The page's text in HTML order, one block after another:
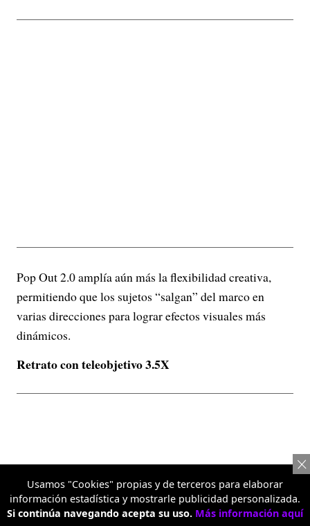
Pop Out 2.0 amplía aún más la flexibilidad creativa,
permitiendo que los sujetos “salgan” del marco en
varias direcciones para lograr efectos visuales más
dinámicos.
Retrato con teleobjetivo 3.5X
Usamos "Cookies" propias y de terceros para elaborar
información estadística y mostrarle publicidad personalizada.
Si continúa navegando acepta su uso. Más información aquí